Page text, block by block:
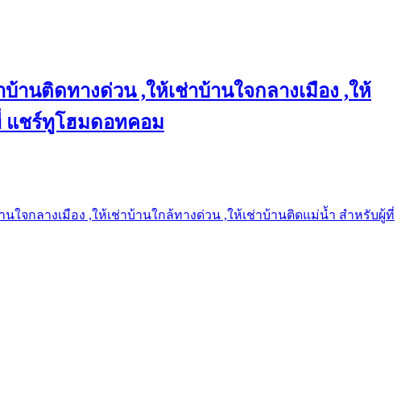
านติดทางด่วน ,ให้เช่าบ้านใจกลางเมือง ,ให้
แชร์ทูโฮมดอทคอม
ใจกลางเมือง ,ให้เช่าบ้านใกล้ทางด่วน ,ให้เช่าบ้านติดแม่น้ำ สำหรับผู้ที่